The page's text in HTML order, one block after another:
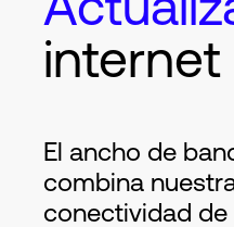
internet
El ancho de
combina
conectividad de